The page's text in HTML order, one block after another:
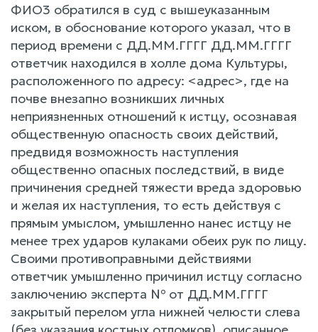
ФИО3 обратился в суд с вышеуказанным
иском, в обоснование которого указал, что в
период времени с ДД.ММ.ГГГГ ДД.ММ.ГГГГ
ответчик находился в холле дома Культуры,
расположенного по адресу: <адрес>, где на
почве внезапно возникших личных
неприязненных отношений к истцу, осознавая
общественную опасность своих действий,
предвидя возможность наступления
общественно опасных последствий, в виде
причинения средней тяжести вреда здоровью
и желая их наступления, то есть действуя с
прямым умыслом, умышленно нанес истцу не
менее трех ударов кулаками обеих рук по лицу.
Своими противоправными действиями
ответчик умышленно причинил истцу согласно
заключению эксперта № от ДД.ММ.ГГГГ
закрытый перелом угла нижней челюсти слева